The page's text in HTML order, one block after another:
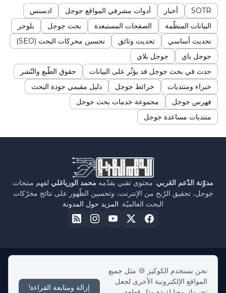
SOTR أخبار أدوات مشرفي المواقع جوجل
ادسنس
البيانات المنظّمة
الصفحات المستبعدة بحث جوجل
بلوجر
تحديث أساسي
تحديث وثائق
تحسين محركات البحث (SEO)
جوجل باي
جوجل بلاي
حدث في بحث جوجل قد يؤثّر على البيانات
حقوق الطّبع والنّشر
خبراء ومنتديات
خرائط جوجل
دليل مقيمي جودة البحث
فهرس جوجل
مجموعة خدمات بحث جوجل
منتديات مساعدة جوجل
مدوّنة الدّعم العَربي: محتوى تقني يقدّمه محمد الورياغلي لفهم منتجات
جوجل، تحقيق الرّبح من الإنترنت، وتحسين الظّهور على نتائج محرّكات
البحث العالميّة. المزيد حول المدونة
الرئيسيةحول مدوّنة الدّعم العربيسياسة الخصوصية
اتّصل بنا
نحن نستخدم الكوكيز 🍪 مثل جميع
المواقع الإلكترونية الأخرى لجعل
إزالة ومتابعة القراءة!